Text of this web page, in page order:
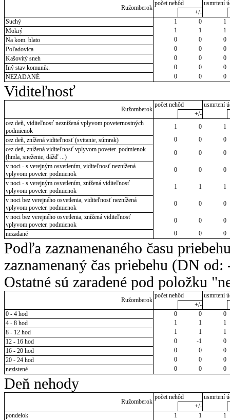
Ružomberok
počet nehôd
usmrtení
+/-
Suchý
1 0
1
Mokrý
1 1
1
Na kom. blato
0 0
0
Poľadovica
0 0
0
Kašovitý sneh
0 0
0
Iný stav komunik.
0 0
0
NEZADANÉ
0 0 0
Viditeľnosť
Ružomberok
počet nehôd
usmrtení
+/-
cez deň, viditeľnosť neznížená vplyvom poveternostných
podmienok
1 0
1
cez deň, znížená viditeľnosť (svitanie, súmrak)
0 0
0
cez deň, znížená viditeľnosť vplyvom poveter. podmienok
(hmla, sneženie, dážď ...)
0 0
0
v noci - s verejným osvetlením, viditeľnosť neznížená
vplyvom poveter. podmienok
0 0
0
v noci - s verejným osvetlením, znížená viditeľnosť
vplyvom poveter. podmienok
1 1
1
v noci bez verejného osvetlenia, viditeľnosť neznížená
vplyvom poveter. podmienok
0 0
0
v noci bez verejného osvetlenia, znížená viditeľnosť
vplyvom poveter. podmienok
0 0
0
nezadané
0 0 0
Podľa zaznamenaného času
zaznamenaný čas priebehu (DN
Ostatné sú zaradené pod položku
Ružomberok
počet nehôd
usmrtení
+/-
0 - 4 hod
0 0
0
4 - 8 hod
1 1
1
8 - 12 hod
1 1
1
12 - 16 hod
0 -1
0
16 - 20 hod
0 0
0
20 - 24 hod
0 0
0
nezistené
0 0 0
Deň nehody
Ružomberok
počet nehôd
usmrtení
+/-
pondelok
1 1
1